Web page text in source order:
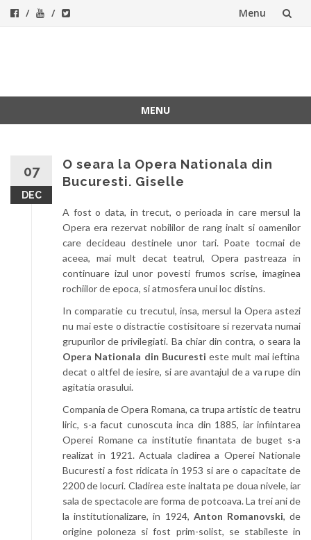
Menu
MENU
07
DEC
O seara la Opera Nationala din
Bucuresti. Giselle
A fost o data, in trecut, o perioada in care mersul la
Opera era rezervat nobililor de rang inalt si oamenilor
care decideau destinele unor tari. Poate tocmai de
aceea, mai mult decat teatrul, Opera pastreaza in
continuare izul unor povesti frumos scrise, imaginea
rochiilor de epoca, si atmosfera unui loc distins.
In comparatie cu trecutul, insa, mersul la Opera astezi
nu mai este o distractie costisitoare si rezervata numai
grupurilor de privilegiati. Ba chiar din contra, o seara la
Opera Nationala din Bucuresti este mult mai ieftina
decat o altfel de iesire, si are avantajul de a va rupe din
agitatia orasului.
Compania de Opera Romana, ca trupa artistic de teatru
liric, s-a facut cunoscuta inca din 1885, iar infiintarea
Operei Romane ca institutie finantata de buget s-a
realizat in 1921. Actuala cladirea a Operei Nationale
Bucuresti a fost ridicata in 1953 si are o capacitate de
2200 de locuri. Cladirea este inaltata pe doua nivele, iar
sala de spectacole are forma de potcoava. La trei ani de
la institutionalizare, in 1924, Anton Romanovski, de
origine poloneza si fost prim-solist, se stabileste in